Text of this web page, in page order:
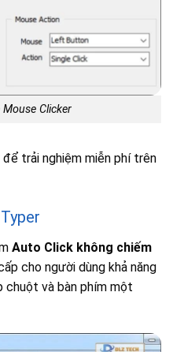
Clicker
trải nghiệm miễn phí trên
Auto Click không chiếm
cho người dùng khả năng
và bàn phím một